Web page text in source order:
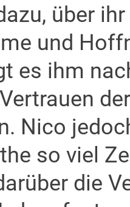
über
und
es ihm
Nico
so viel
die